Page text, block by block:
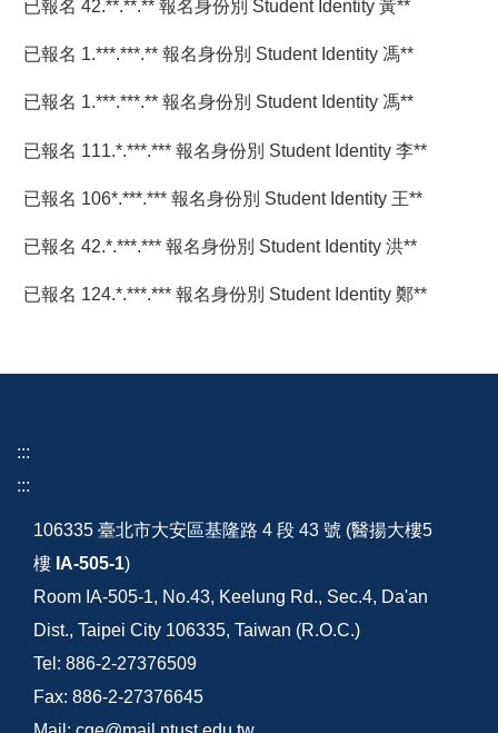
已報名 42.**.**.** 報名身份別 Student Identity 黃**
已報名 1.***.***.** 報名身份別 Student Identity 馮**
已報名 1.***.***.** 報名身份別 Student Identity 馮**
已報名 111.*.***.*** 報名身份別 Student Identity 李**
已報名 106*.***.*** 報名身份別 Student Identity 王**
已報名 42.*.***.*** 報名身份別 Student Identity 洪**
已報名 124.*.***.*** 報名身份別 Student Identity 鄭**
:::
:::
106335 臺北市大安區基隆路 4 段 43 號 (醫揚大樓5
樓 IA-505-1)
Room IA-505-1, No.43, Keelung Rd., Sec.4, Da'an
Dist., Taipei City 106335, Taiwan (R.O.C.)
Tel: 886-2-27376509
Fax: 886-2-27376645